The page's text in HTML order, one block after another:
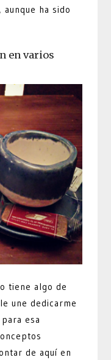
ha sido
en varios
tiene algo de
une dedicarme
esa
de aquí en